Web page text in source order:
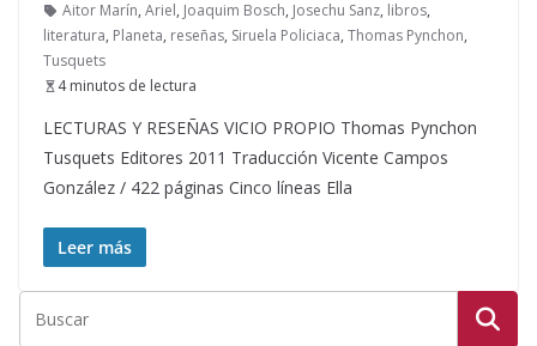
Aitor Marín, Ariel, Joaquim Bosch, Josechu Sanz, libros,
literatura, Planeta, reseñas, Siruela Policiaca, Thomas Pynchon,
Tusquets
4 minutos de lectura
LECTURAS Y RESEÑAS VICIO PROPIO Thomas Pynchon
Tusquets Editores 2011 Traducción Vicente Campos
González / 422 páginas Cinco líneas Ella
Leer más